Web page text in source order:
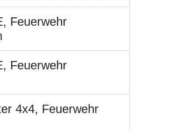
Feuerwehr
Feuerwehr
4x4, Feuerwehr